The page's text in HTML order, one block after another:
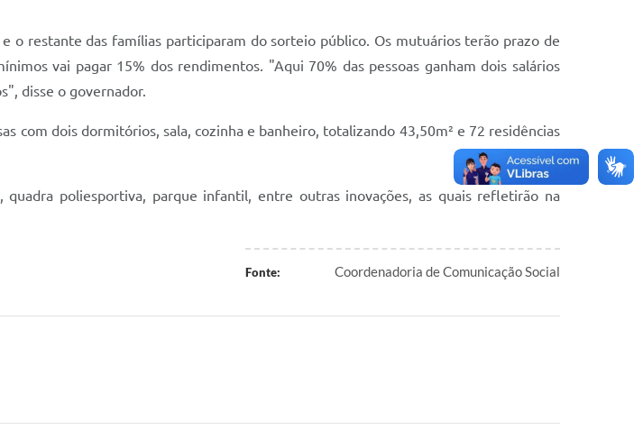
o restante das famílias participaram do sorteio público. Os mutuários terão prazo de
vai pagar 15% dos rendimentos. "Aqui 70% das pessoas ganham dois salários
disse o governador.
com dois dormitórios, sala, cozinha e banheiro, totalizando 43,50m² e 72 residências
poliesportiva, parque infantil, entre outras inovações, as quais refletirão na
Fonte: Coordenadoria de Comunicação Social